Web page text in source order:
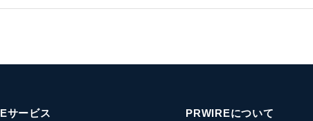
サービス PRWIREについて